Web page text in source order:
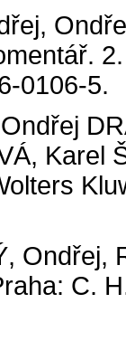
0106-5.
Karel
Ondřej,
C.